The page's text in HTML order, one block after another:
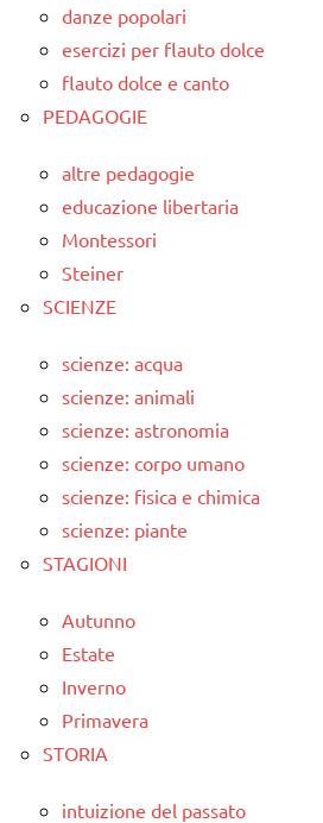
danze popolari
esercizi per flauto dolce
flauto dolce e canto
PEDAGOGIE
altre pedagogie
educazione libertaria
Montessori
Steiner
SCIENZE
scienze: acqua
scienze: animali
scienze: astronomia
scienze: corpo umano
scienze: fisica e chimica
scienze: piante
STAGIONI
Autunno
Estate
Inverno
Primavera
STORIA
intuizione del passato